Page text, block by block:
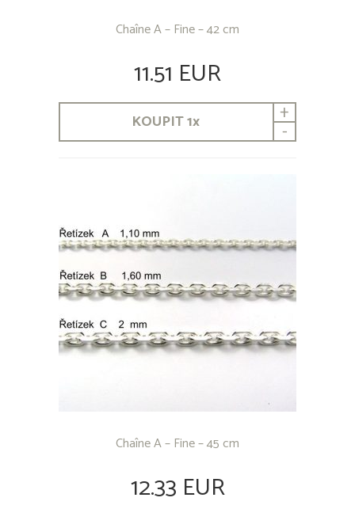
Chaîne A – Fine – 42 cm
11.51 EUR
KOUPIT1x +
-
Chaîne A – Fine – 45 cm
12.33 EUR